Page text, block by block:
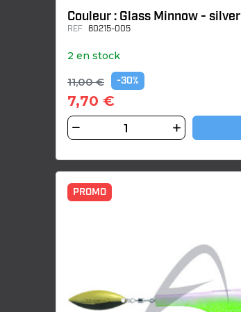
Couleur : Glass Minnow - silver
REF 60215-005
2 en stock
11,00 € -30%
7,70 €
PROMO